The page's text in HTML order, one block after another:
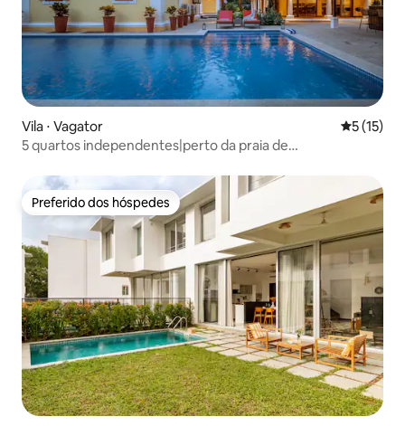
Vila ⋅ Vagator 5 de uma
5 (15)
5 quartos independentes|perto da praia de
Preferido dos hóspedes
Preferido dos hóspedes